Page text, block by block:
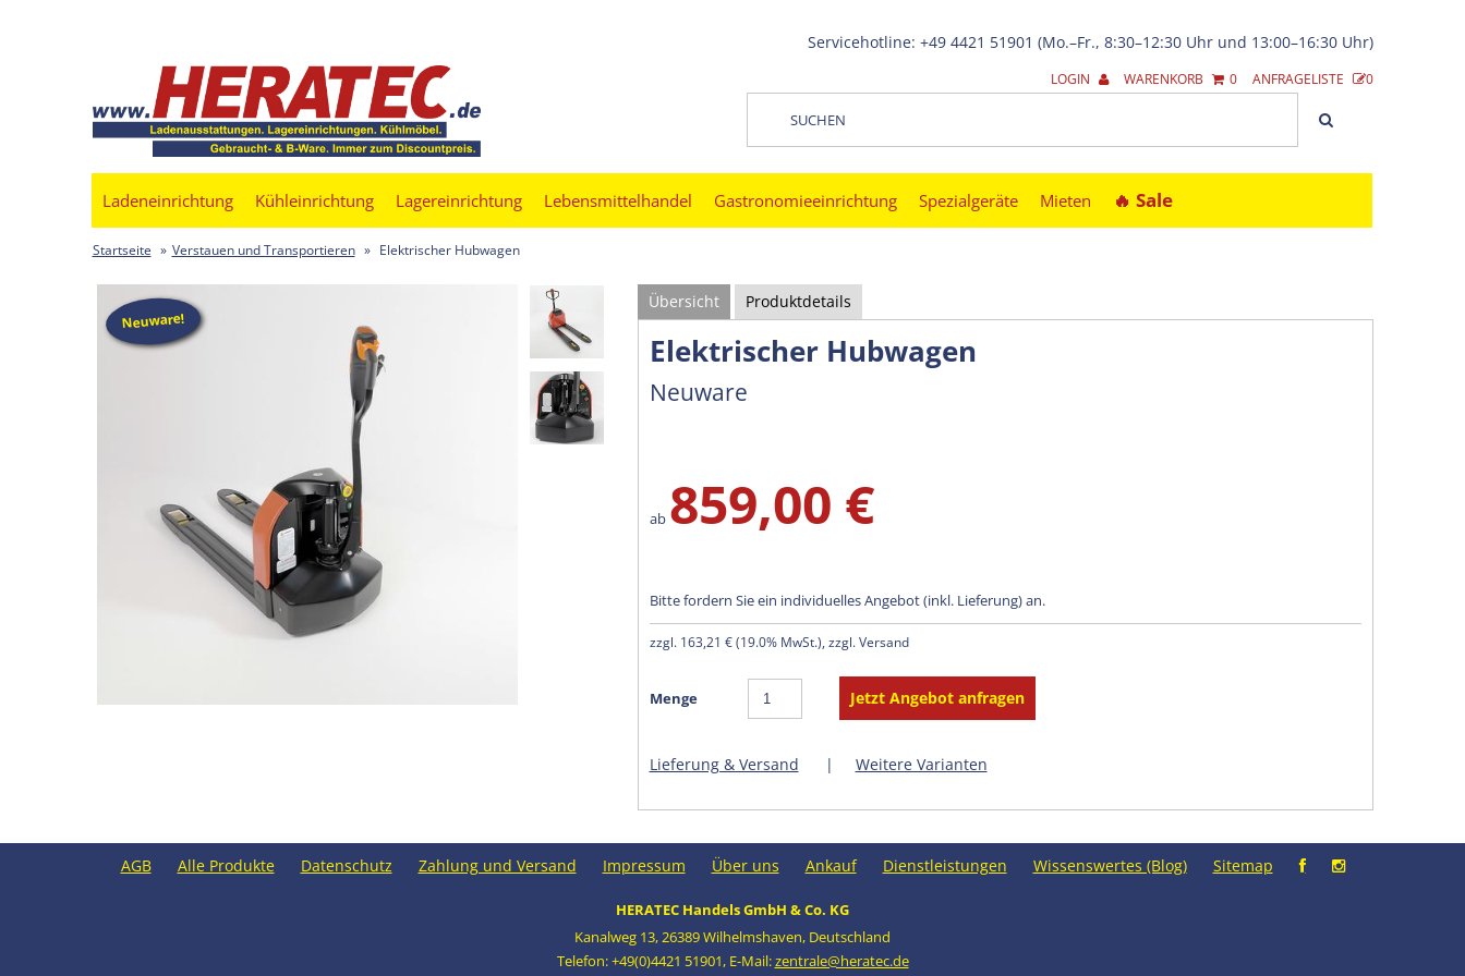
Servicehotline: +49 4421 51901 (Mo.–Fr., 8:30–12:30 Uhr und 13:00–16:30 Uhr)
LOGIN WARENKORB 0 ANFRAGELISTE 0
Ladeneinrichtung Kühleinrichtung Lagereinrichtung Lebensmittelhandel Gastronomieeinrichtung Spezialgeräte Mieten 🔥︎ Sale
Startseite » Verstauen und Transportieren » Elektrischer Hubwagen
Neuware!
Übersicht Produktdetails
Elektrischer Hubwagen
Neuware
ab 859,00 €
Bitte fordern Sie ein individuelles Angebot (inkl. Lieferung) an.
zzgl. 163,21 €(19.0% MwSt.), zzgl. Versand
Menge
Lieferung & Versand | Weitere Varianten
AGB Alle Produkte Datenschutz Zahlung und Versand Impressum Über uns Ankauf Dienstleistungen Wissenswertes (Blog) Sitemap
HERATEC Handels GmbH & Co. KG
Kanalweg 13,26389 Wilhelmshaven, Deutschland
Telefon: +49(0)4421 51901, E-Mail:zentrale@heratec.de